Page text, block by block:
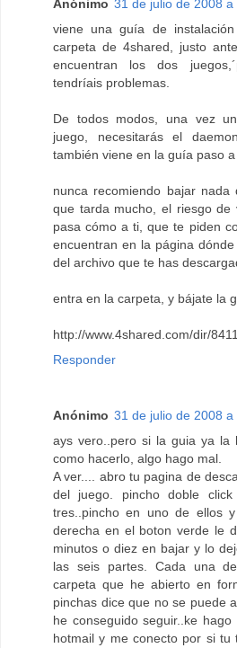
Anónimo 31 de julio de 2008 a
viene una guía de
carpeta de 4shared, justo
encuentran los dos
tendríais problemas.
De todos modos, una vez
juego, necesitarás el
también viene en la guía paso
nunca recomiendo bajar
que tarda mucho, el riesgo
pasa cómo a ti, que te piden
encuentran en la página
del archivo que te has
entra en la carpeta, y bájate la
http://www.4shared.com/dir/
Responder
Anónimo 31 de julio de 2008 a
ays vero..pero si la guia ya la
como hacerlo, algo hago mal.
A ver.... abro tu pagina de
del juego. pincho doble
tres..pincho en uno de ellos
derecha en el boton verde le
minutos o diez en bajar y lo
las seis partes. Cada una
carpeta que he abierto en
pinchas dice que no se puede
he conseguido seguir..ke
hotmail y me conecto por si